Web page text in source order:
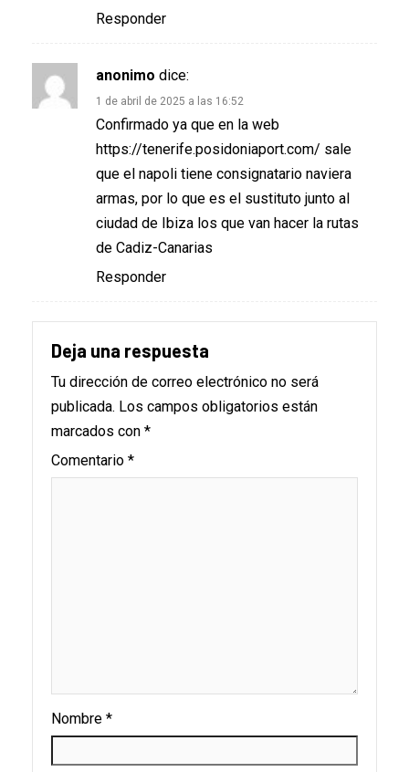
Responder
anonimo dice:
1 de abril de 2025 a las 16:52
Confirmado ya que en la web
https://tenerife.posidoniaport.com/ sale
que el napoli tiene consignatario naviera
armas, por lo que es el sustituto junto al
ciudad de Ibiza los que van hacer la rutas
de Cadiz-Canarias
Responder
Deja una respuesta
Tu dirección de correo electrónico no será
publicada. Los campos obligatorios están
marcados con *
Comentario *
Nombre *